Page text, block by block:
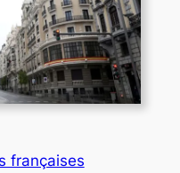
françaises